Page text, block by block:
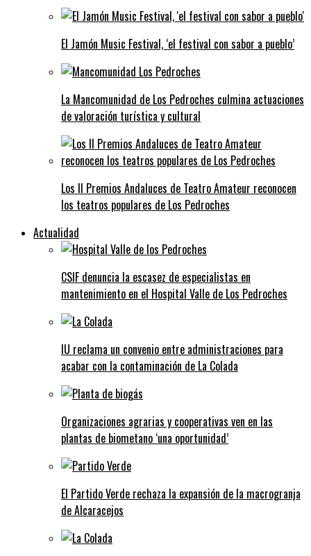
El Jamón Music Festival, ‘el festival con sabor a pueblo’
La Mancomunidad de Los Pedroches culmina actuaciones
de valoración turística y cultural
Los II Premios Andaluces de Teatro Amateur reconocen
los teatros populares de Los Pedroches
Actualidad
CSIF denuncia la escasez de especialistas en
mantenimiento en el Hospital Valle de Los Pedroches
IU reclama un convenio entre administraciones para
acabar con la contaminación de La Colada
Organizaciones agrarias y cooperativas ven en las
plantas de biometano ‘una oportunidad’
El Partido Verde rechaza la expansión de la macrogranja
de Alcaracejos